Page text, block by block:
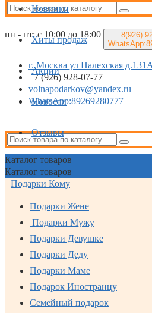
пн - пт: с 10:00 до 18:00 8(926)
г. Москва ул Палехская д.131А
+7 (926) 928-07-77
volnapodarkov@yandex.ru
WhatsApp:89269280777
Новинки
Хиты продаж
Акции
Новости
Отзывы
Каталог товаров
Каталог товаров
Подарки Кому
Подарки Жене
Подарки Мужу
Подарки Девушке
Подарки Деду
Подарки Маме
Подарок Иностранцу
Семейный подарок